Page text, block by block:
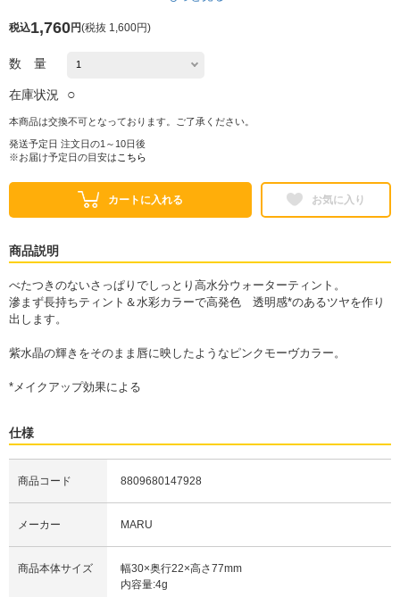
税込1,760円(税抜 1,600円)
数 量
在庫状況 ○
本商品は交換不可となっております。ご了承ください。
発送予定日 注文日の1～10日後
※お届け予定日の目安は こちら
カートに入れる お気に入り
商品説明
べたつきのないさっぱりでしっとり高水分ウォーターティント。
滲まず長持ちティント＆水彩カラーで高発色 透明感*のあるツヤを作り
出します。
紫水晶の輝きをそのまま唇に映したようなピンクモーヴカラー。
*メイクアップ効果による
仕様
商品コード 8809680147928
メーカー MARU
商品本体サイズ
幅30×奥行22×高さ77mm
内容量:4g